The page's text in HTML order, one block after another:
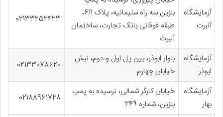
آزمایشگاه
آلبرت
بنزین سه راه سلیمانیه، پلاک 611،
طبقه فوقانی بانک تجارت، ساختمان
آلبرت
02133252423
آزمایشگاه
ابوذر
بلوار ابوذر، بین پل اول و دوم، نبش
خیابان چهارم
02133078620
آزمایشگاه
بهار
خیابان کارگر شمالی، نرسیده به پمپ
بنزین، شماره 249
02188961748